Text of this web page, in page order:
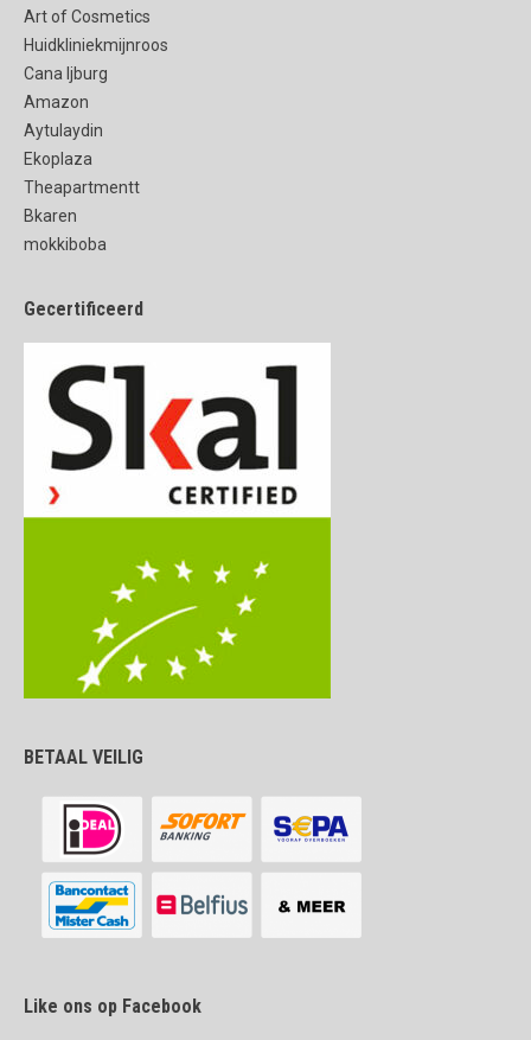
Art of Cosmetics
Huidkliniekmijnroos
Cana Ijburg
Amazon
Aytulaydin
Ekoplaza
Theapartmentt
Bkaren
mokkiboba
Gecertificeerd
BETAAL VEILIG
Like ons op Facebook